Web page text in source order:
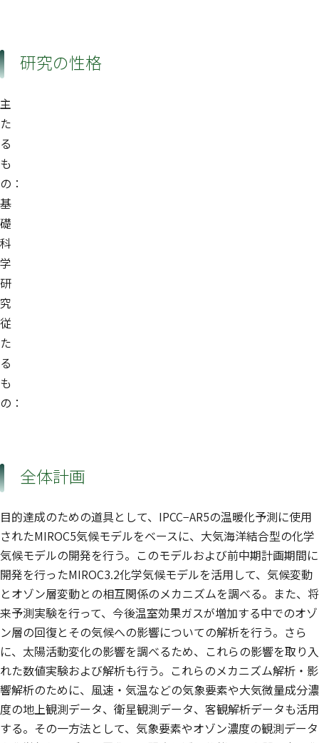
研究の性格
主
た
る
も
の：
基
礎
科
学
研
究
従
た
る
も
の：
全体計画
目的達成のための道具として、IPCC−AR5の温暖化予測に使用
されたMIROC5気候モデルをベースに、大気海洋結合型の化学
気候モデルの開発を行う。このモデルおよび前中期計画期間に
開発を行ったMIROC3.2化学気候モデルを活用して、気候変動
とオゾン層変動との相互関係のメカニズムを調べる。また、将
来予測実験を行って、今後温室効果ガスが増加する中でのオゾ
ン層の回復とその気候への影響についての解析を行う。さら
に、太陽活動変化の影響を調べるため、これらの影響を取り入
れた数値実験および解析も行う。これらのメカニズム解析・影
響解析のために、風速・気温などの気象要素や大気微量成分濃
度の地上観測データ、衛星観測データ、客観解析データも活用
する。その一方法として、気象要素やオゾン濃度の観測データ